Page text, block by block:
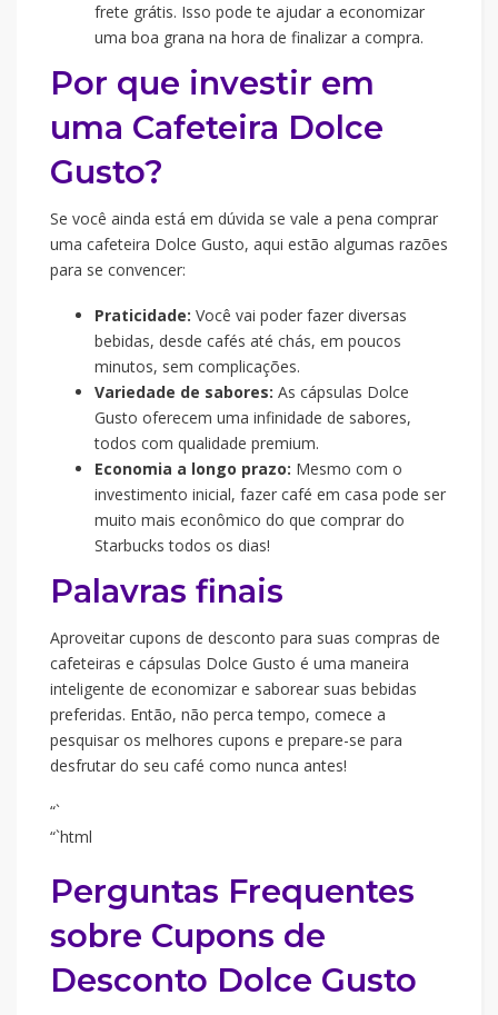
frete grátis. Isso pode te ajudar a economizar
uma boa grana na hora de finalizar a compra.
Por que investir em
uma Cafeteira Dolce
Gusto?
Se você ainda está em dúvida se vale a pena comprar
uma cafeteira Dolce Gusto, aqui estão algumas razões
para se convencer:
Praticidade: Você vai poder fazer diversas
bebidas, desde cafés até chás, em poucos
minutos, sem complicações.
Variedade de sabores: As cápsulas Dolce
Gusto oferecem uma infinidade de sabores,
todos com qualidade premium.
Economia a longo prazo: Mesmo com o
investimento inicial, fazer café em casa pode ser
muito mais econômico do que comprar do
Starbucks todos os dias!
Palavras finais
Aproveitar cupons de desconto para suas compras de
cafeteiras e cápsulas Dolce Gusto é uma maneira
inteligente de economizar e saborear suas bebidas
preferidas. Então, não perca tempo, comece a
pesquisar os melhores cupons e prepare-se para
desfrutar do seu café como nunca antes!
“`
“`html
Perguntas Frequentes
sobre Cupons de
Desconto Dolce Gusto